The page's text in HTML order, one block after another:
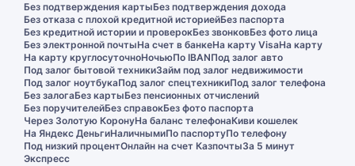
Без подтверждения картыБез подтверждения дохода
Без отказа с плохой кредитной историейБез паспорта
Без кредитной истории и проверокБез звонковБез фото лица
Без электронной почтыНа счет в банкеНа карту VisaНа карту
На карту круглосуточноНочьюПо IBANПод залог авто
Под залог бытовой техникиЗайм под залог недвижимости
Под залог ноутбукаПод залог спецтехникиПод залог телефона
Без залогаБез картыБез пенсионных отчислений
Без поручителейБез справокБез фото паспорта
Через Золотую КоронуНа баланс телефонаКиви кошелек
На Яндекс ДеньгиНаличнымиПо паспортуПо телефону
Под низкий процентОнлайн на счет КазпочтыЗа 5 минут
Экспресс